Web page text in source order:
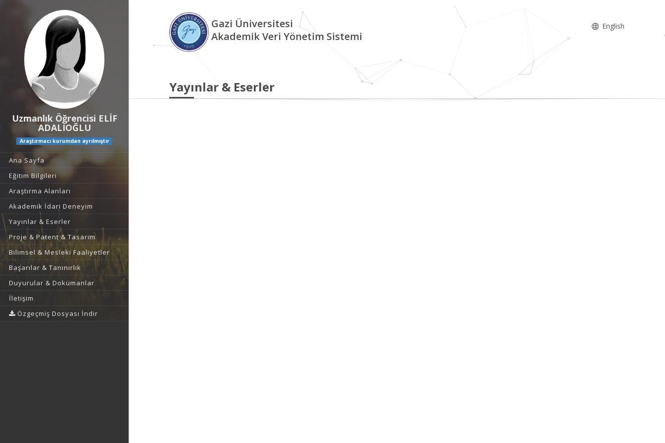
Uzmanlık Öğrencisi ELİF
ADALIOĞLU
Araştırmacı kurumdan ayrılmıştır
Ana Sayfa
Eğitim Bilgileri
Araştırma Alanları
Akademik İdari Deneyim
Yayınlar & Eserler
Proje & Patent & Tasarım
Bilimsel & Mesleki Faaliyetler
Başarılar & Tanınırlık
Duyurular & Dokümanlar
İletişim
Özgeçmiş Dosyası İndir
Gazi Üniversitesi
Akademik Veri Yönetim Sistemi
English
Yayınlar & Eserler